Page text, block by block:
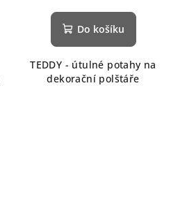
Do košíku
TEDDY - útulné potahy na
dekorační polštáře